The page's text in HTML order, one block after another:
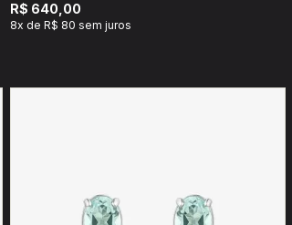
R$ 640,00
8x de R$ 80 sem juros